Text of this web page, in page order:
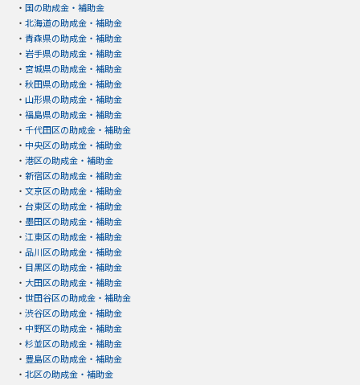
・ 国の助成金・補助金
・ 北海道の助成金・補助金
・ 青森県の助成金・補助金
・ 岩手県の助成金・補助金
・ 宮城県の助成金・補助金
・ 秋田県の助成金・補助金
・ 山形県の助成金・補助金
・ 福島県の助成金・補助金
・ 千代田区の助成金・補助金
・ 中央区の助成金・補助金
・ 港区の助成金・補助金
・ 新宿区の助成金・補助金
・ 文京区の助成金・補助金
・ 台東区の助成金・補助金
・ 墨田区の助成金・補助金
・ 江東区の助成金・補助金
・ 品川区の助成金・補助金
・ 目黒区の助成金・補助金
・ 大田区の助成金・補助金
・ 世田谷区の助成金・補助金
・ 渋谷区の助成金・補助金
・ 中野区の助成金・補助金
・ 杉並区の助成金・補助金
・ 豊島区の助成金・補助金
・ 北区の助成金・補助金